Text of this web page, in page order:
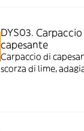
DYS03. Carpaccio
capesante
Carpaccio di
scorza di lime,